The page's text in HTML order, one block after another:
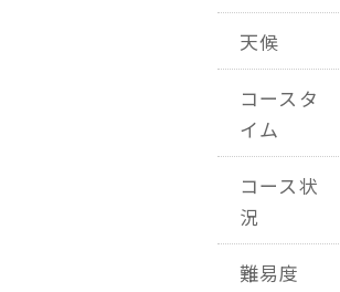
天候
コースタ
イム
コース状
況
難易度